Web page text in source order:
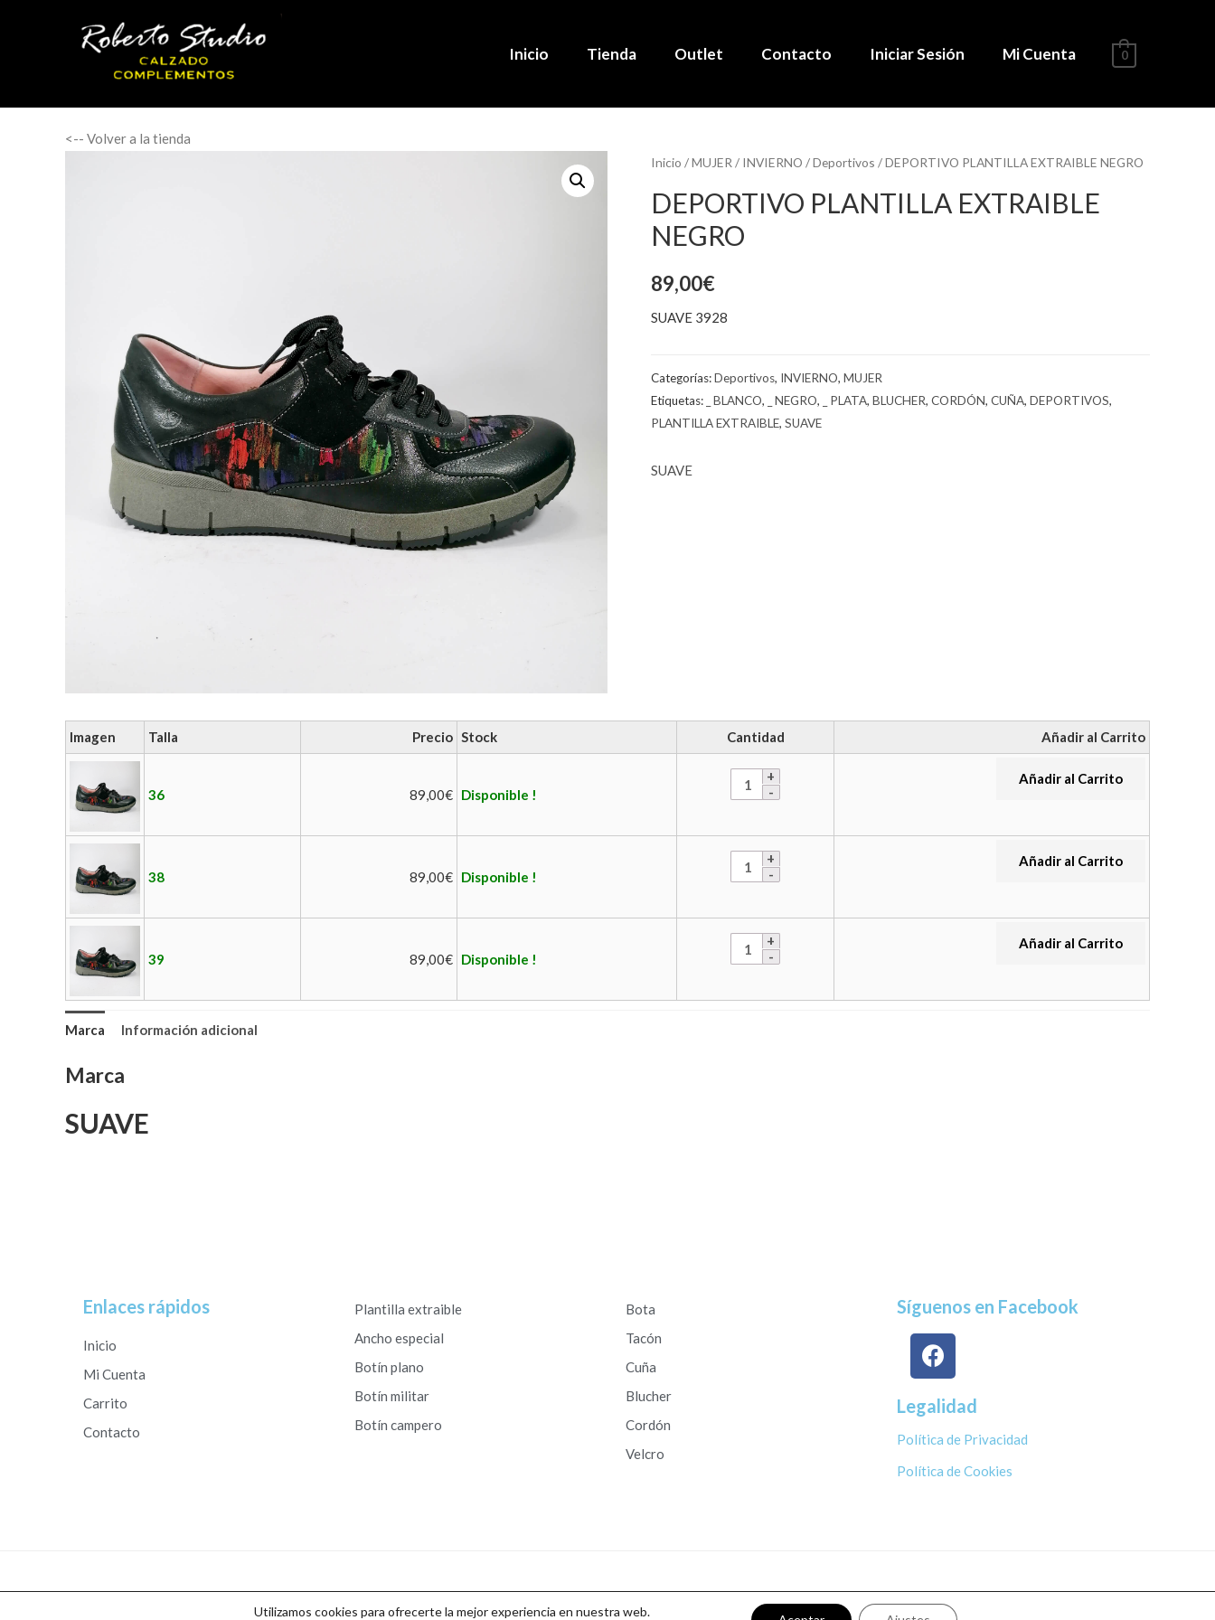
Inicio Tienda Outlet Contacto Iniciar Sesión Mi Cuenta 0
<-- Volver a la tienda
Inicio /MUJER / INVIERNO /Deportivos / DEPORTIVO PLANTILLA EXTRAIBLE NEGRO
DEPORTIVO PLANTILLA EXTRAIBLE
NEGRO
89,00€
SUAVE 3928
Categorías:Deportivos, INVIERNO, MUJER
Etiquetas:
_ BLANCO, _ NEGRO, _ PLATA, BLUCHER, CORDÓN, CUÑA, DEPORTIVOS,
PLANTILLA EXTRAIBLE, SUAVE
SUAVE
Imagen Talla Precio Stock Cantidad Añadir al Carrito
36 89,00€ Disponible !
Añadir al Carrito
38 89,00€ Disponible !
Añadir al Carrito
39 89,00€ Disponible !
Añadir al Carrito
Marca Información adicional
Marca
SUAVE
Enlaces rápidos
Inicio
Mi Cuenta
Carrito
Contacto
Plantilla extraible
Ancho especial
Botín plano
Botín militar
Botín campero
Bota
Tacón
Cuña
Blucher
Cordón
Velcro
Síguenos en Facebook
Legalidad
Política de Privacidad
Política de Cookies
Utilizamos cookies para ofrecerte la mejor experiencia en nuestra web.